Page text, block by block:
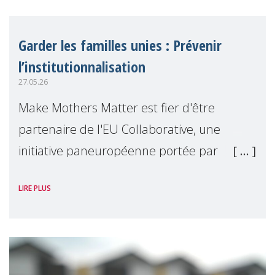
Garder les familles unies : Prévenir
l’institutionnalisation
27.05.26
Make Mothers Matter est fier d'être
partenaire de l'EU Collaborative, une
initiative paneuropéenne portée par
prévention des séparations familiales
LIRE PLUS